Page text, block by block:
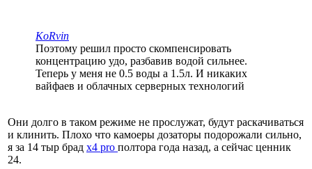
KoRvin
Поэтому решил просто скомпенсировать
концентрацию удо, разбавив водой сильнее.
Теперь у меня не 0.5 воды а 1.5л. И никаких
вайфаев и облачных серверных технологий
Они долго в таком режиме не прослужат, будут раскачиваться
и клинить. Плохо что камоеры дозаторы подорожали сильно,
я за 14 тыр брад x4 pro полтора года назад, а сейчас ценник
24.